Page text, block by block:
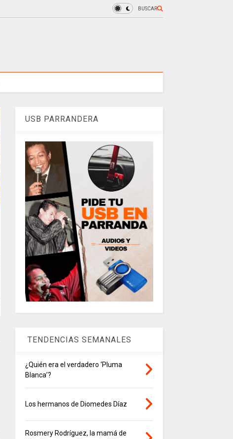
BUSCAR
USB PARRANDERA
TENDENCIAS SEMANALES
¿Quién era el verdadero ‘Pluma
Blanca’?
Los hermanos de Diomedes Díaz
Rosmery Rodríguez, la mamá de